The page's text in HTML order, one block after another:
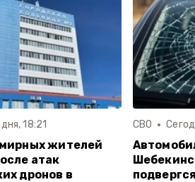
18:21
жителей
атак
дронов в
СВО